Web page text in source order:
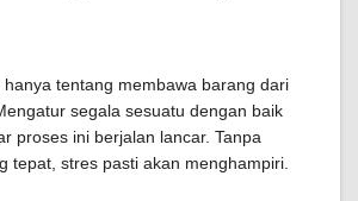
hanya tentang membawa barang dari
segala sesuatu dengan baik
proses ini berjalan lancar. Tanpa
tepat, stres pasti akan menghampiri.